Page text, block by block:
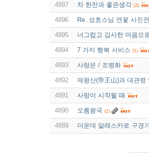
4897 차 한잔과 좋은생각 (2)
4896 Re..성효스님 연꽃 사진전
4895 너그럽고 감사한 마음으
4894 7 가지 행복 서비스 (1)
4893 사랑은 / 조병화
4892 제왕산(帝王山)과 대관
4891 사랑이 시작될 때
4890 오름왕국 (2)
4889 더운데 알래스카로 구경